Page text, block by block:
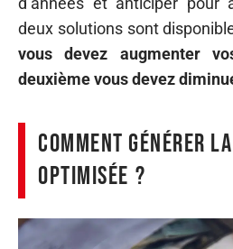
deux solutions sont
vous devez augmenter
deuxième vous devez
Comment générer
optimisée ?